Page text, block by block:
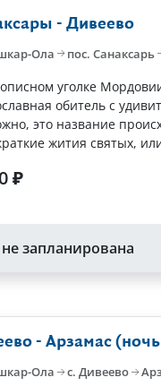
- Дивеево
Ола пос. Санаксарь
уголке
обитель с
это название
жития святых,
₽
запланирована
- Арзамас
Ола с. Дивеево